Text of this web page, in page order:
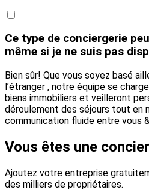
Ce type de conciergerie
même si je ne suis pas
Bien sûr! Que vous soyez basé
l’étranger , notre équipe se
biens immobiliers et veilleront
déroulement des séjours tout en
communication fluide entre vous
Vous êtes une
Ajoutez votre entreprise
des milliers de propriétaires.